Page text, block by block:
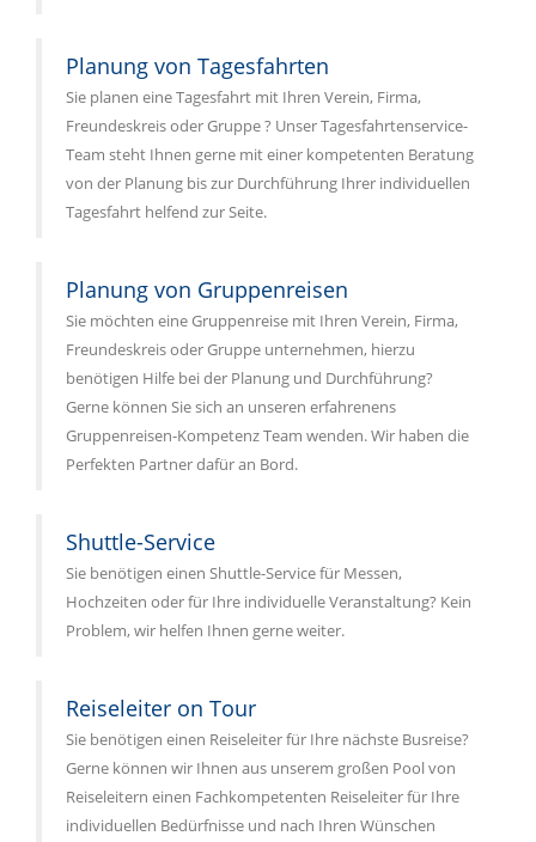
Planung von Tagesfahrten
Sie planen eine Tagesfahrt mit Ihren Verein, Firma,
Freundeskreis oder Gruppe ? Unser Tagesfahrtenservice-
Team steht Ihnen gerne mit einer kompetenten Beratung
von der Planung bis zur Durchführung Ihrer individuellen
Tagesfahrt helfend zur Seite.
Planung von Gruppenreisen
Sie möchten eine Gruppenreise mit Ihren Verein, Firma,
Freundeskreis oder Gruppe unternehmen, hierzu
benötigen Hilfe bei der Planung und Durchführung?
Gerne können Sie sich an unseren erfahrenens
Gruppenreisen-Kompetenz Team wenden. Wir haben die
Perfekten Partner dafür an Bord.
Shuttle-Service
Sie benötigen einen Shuttle-Service für Messen,
Hochzeiten oder für Ihre individuelle Veranstaltung? Kein
Problem, wir helfen Ihnen gerne weiter.
Reiseleiter on Tour
Sie benötigen einen Reiseleiter für Ihre nächste Busreise?
Gerne können wir Ihnen aus unserem großen Pool von
Reiseleitern einen Fachkompetenten Reiseleiter für Ihre
individuellen Bedürfnisse und nach Ihren Wünschen